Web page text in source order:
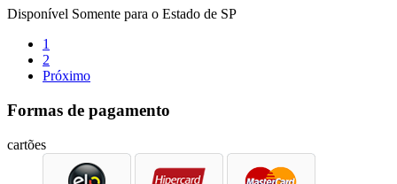
Disponível Somente para o Estado de SP
1
2
Próximo
Formas de pagamento
cartões